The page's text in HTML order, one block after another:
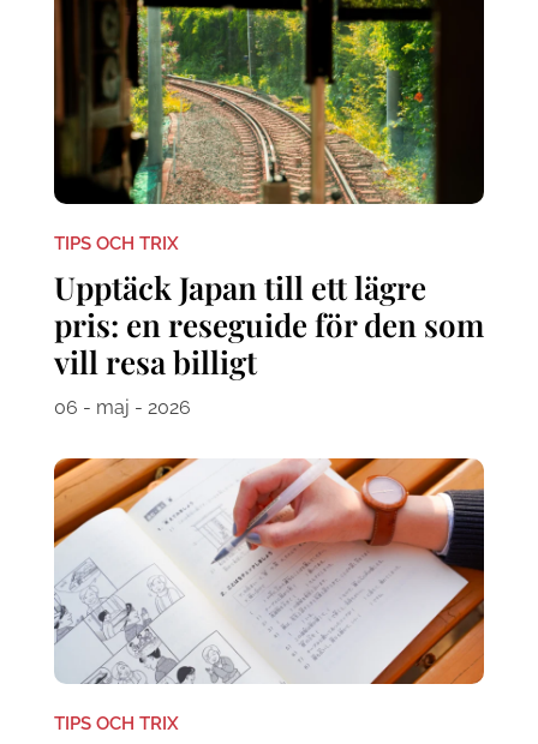
TIPS OCH TRIX
Upptäck Japan till ett lägre
pris: en reseguide för den som
vill resa billigt
06 - maj - 2026
TIPS OCH TRIX